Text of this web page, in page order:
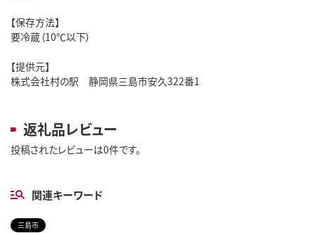
【保存方法】
要冷蔵（10℃以下）
【提供元】
株式会社村の駅 静岡県三島市安久322番1
返礼品レビュー
投稿されたレビューは0件です。
関連キーワード
三島市